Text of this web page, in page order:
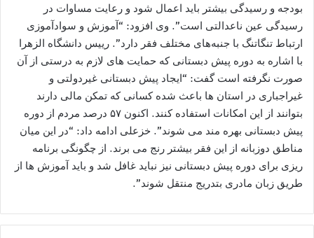
بودجه و رسیدگی بیشتر باید اعمال شود و رعایت مساوات در
رسیدگی عین ناعدالتی است”. وی افزود: “آموزش و سوادآموزی
ارتباط تنگاتنگ با جنبه‌های مختلف فقر دارد”. رییس دانشگاه الزهرا
با اشاره به دوره پیش دبستانی که حمایت های لازم به درستی از آن
صورت نگرفته است گفت: “ایجاد پیش دبستانی غیردولتی و
غیراجباری در استان ها باعث شده کسانی که تمکن مالی دارند
بتوانند از این امکانات استفاده کنند. اکنون ۵۷ درصد مردم از دوره
پیش دبستانی بهره مند می شوند”. خزعلی ادامه داد: “در این میان
مناطق دوزبانه از این فقر بیشتر رنج می برند. از چگونگی برنامه
ریزی برای دوره پیش دبستانی نیز نباید غافل شد و باید آموزش ها از
طریق زبان مادری بتدریج منتقل شوند”.